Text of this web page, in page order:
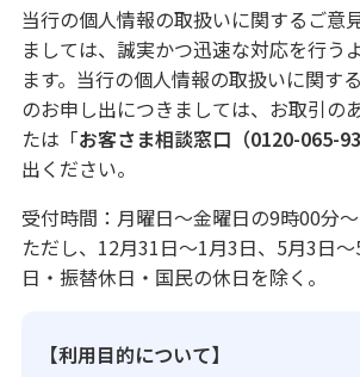
当行の個人情報の取扱いに関するご意
ましては、誠実かつ迅速な対応を行う
ます。当行の個人情報の取扱いに関す
のお申し出につきましては、お取引の
たは「お客さま相談窓口（0120-065-
出ください。
受付時間：月曜日～金曜日の9時00分
ただし、12月31日～1月3日、5月3日
日・振替休日・国民の休日を除く。
【利用目的について】